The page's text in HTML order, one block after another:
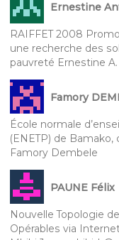
Ernestine
RAIFFET 2008
une recherche des
pauvreté Ernestine
Famory
École normale
(ENETP) de
Famory Dembele
PAUNE Félix
Nouvelle Topologie
Opérables via